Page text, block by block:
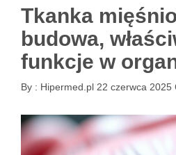
Tkanka
budowa,
funkcje w
By : Hipermed.pl 22 czerwca 2025